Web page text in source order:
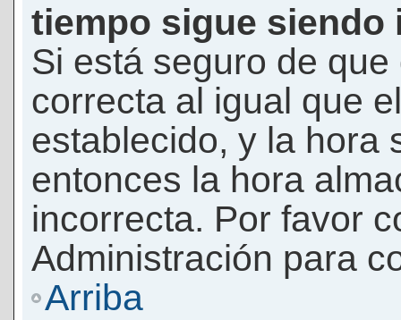
tiempo sigue siendo
Si está seguro de
correcta al igual que
establecido, y la hora
entonces la hora
incorrecta. Por favor
Administración para
Arriba